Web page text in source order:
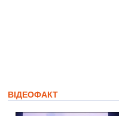
ВІДЕОФАКТ